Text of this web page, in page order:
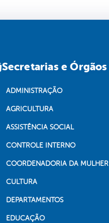
Secretarias e Órgãos
ADMINISTRAÇÃO
AGRICULTURA
ASSISTÊNCIA SOCIAL
CONTROLE INTERNO
COORDENADORIA DA MULHER
CULTURA
DEPARTAMENTOS
EDUCAÇÃO